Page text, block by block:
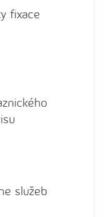
fixace
služeb